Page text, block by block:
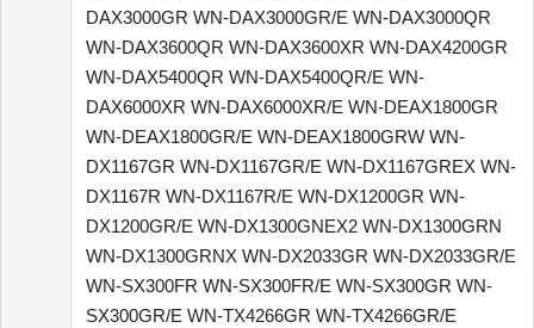
DAX3000GR WN-DAX3000GR/E WN-DAX3000QR
WN-DAX3600QR WN-DAX3600XR WN-DAX4200GR
WN-DAX5400QR WN-DAX5400QR/E WN-
DAX6000XR WN-DAX6000XR/E WN-DEAX1800GR
WN-DEAX1800GR/E WN-DEAX1800GRW WN-
DX1167GR WN-DX1167GR/E WN-DX1167GREX WN-
DX1167R WN-DX1167R/E WN-DX1200GR WN-
DX1200GR/E WN-DX1300GNEX2 WN-DX1300GRN
WN-DX1300GRNX WN-DX2033GR WN-DX2033GR/E
WN-SX300FR WN-SX300FR/E WN-SX300GR WN-
SX300GR/E WN-TX4266GR WN-TX4266GR/E